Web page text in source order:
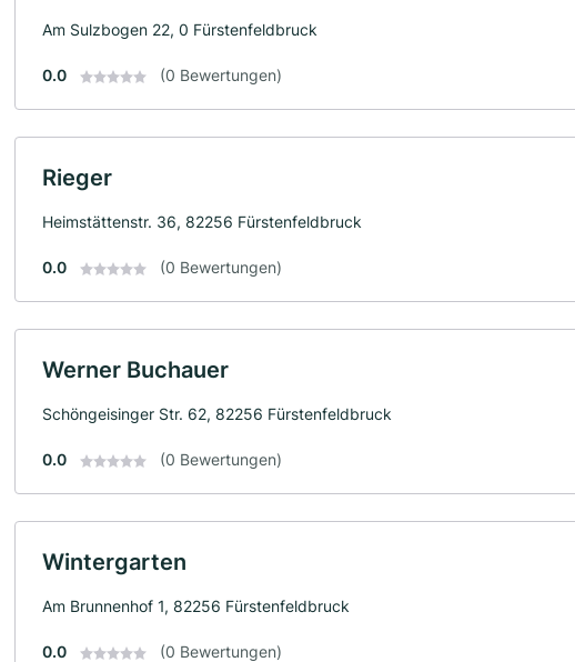
Am Sulzbogen 22, 0 Fürstenfeldbruck
0.0 (0 Bewertungen)
Rieger
Heimstättenstr. 36, 82256 Fürstenfeldbruck
0.0 (0 Bewertungen)
Werner Buchauer
Schöngeisinger Str. 62, 82256 Fürstenfeldbruck
0.0 (0 Bewertungen)
Wintergarten
Am Brunnenhof 1, 82256 Fürstenfeldbruck
0.0 (0 Bewertungen)